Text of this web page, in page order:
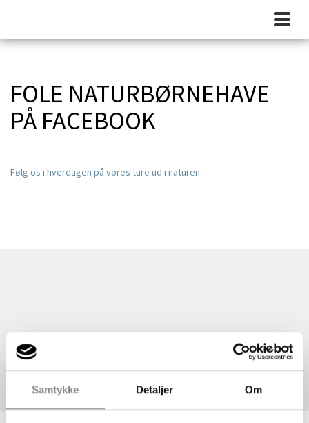
Samtykke Detaljer Om
FOLE NATURBØRNEHAVE
PÅ FACEBOOK
Følg os i hverdagen på vores ture ud i naturen.